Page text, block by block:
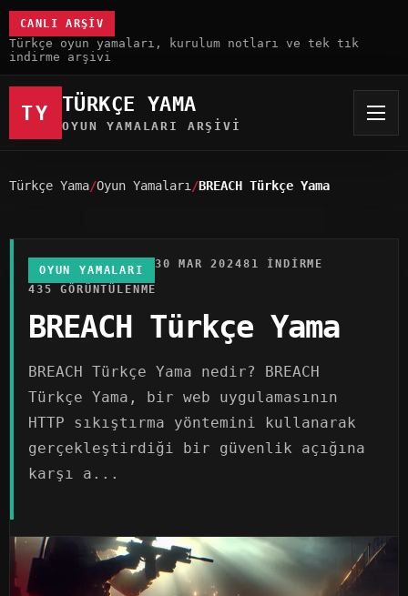
CANLI ARŞIV
Türkçe oyun yamaları, kurulum notları ve tek tık
indirme arşivi
TY TÜRKÇE YAMA
OYUN YAMALARI ARŞIVI
Türkçe Yama Oyun Yamaları BREACH Türkçe Yama
OYUN YAMALARI 30 MAR 202481 INDIRME
435 GÖRÜNTÜLENME
BREACH Türkçe Yama
BREACH Türkçe Yama nedir? BREACH
Türkçe Yama, bir web uygulamasının
HTTP sıkıştırma yöntemini kullanarak
gerçekleştirdiği bir güvenlik açığına
karşı a...